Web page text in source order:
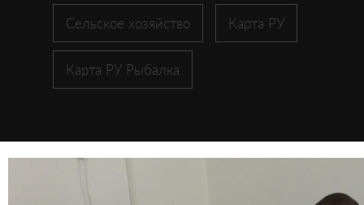
Сельское хозяйство Карта РУ
Карта РУ Рыбалка